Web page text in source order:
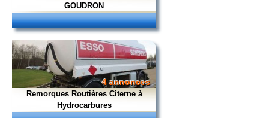
GOUDRON
4 annonces
Remorques Routières Citerne à
Hydrocarbures